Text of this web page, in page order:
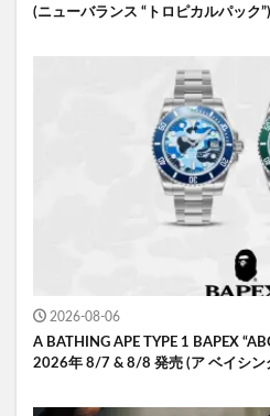
(ニューバランス “トロピカルパッ
2026-08-06
A BATHING APE TYPE 1 BAPEX
2026年 8/7 & 8/8 発売 (ア ベイシン